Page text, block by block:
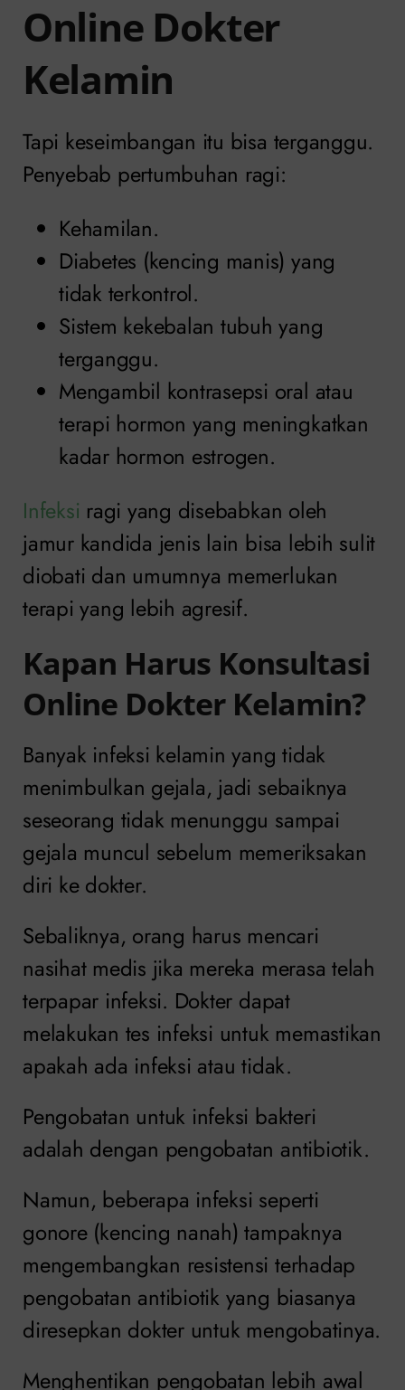
Online Dokter
Kelamin
Tapi keseimbangan itu bisa terganggu.
Penyebab pertumbuhan ragi:
Kehamilan.
Diabetes (kencing manis) yang
tidak terkontrol.
Sistem kekebalan tubuh yang
terganggu.
Mengambil kontrasepsi oral atau
terapi hormon yang meningkatkan
kadar hormon estrogen.
Infeksi ragi yang disebabkan oleh
jamur kandida jenis lain bisa lebih sulit
diobati dan umumnya memerlukan
terapi yang lebih agresif.
Kapan Harus Konsultasi
Online Dokter Kelamin?
Banyak infeksi kelamin yang tidak
menimbulkan gejala, jadi sebaiknya
seseorang tidak menunggu sampai
gejala muncul sebelum memeriksakan
diri ke dokter.
Sebaliknya, orang harus mencari
nasihat medis jika mereka merasa telah
terpapar infeksi. Dokter dapat
melakukan tes infeksi untuk memastikan
apakah ada infeksi atau tidak.
Pengobatan untuk infeksi bakteri
adalah dengan pengobatan antibiotik.
Namun, beberapa infeksi seperti
gonore (kencing nanah) tampaknya
mengembangkan resistensi terhadap
pengobatan antibiotik yang biasanya
diresepkan dokter untuk mengobatinya.
Menghentikan pengobatan lebih awal